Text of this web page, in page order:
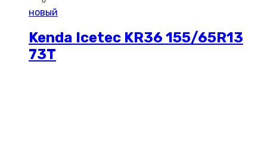
новый
Kenda Icetec KR36 155/65R13
73T